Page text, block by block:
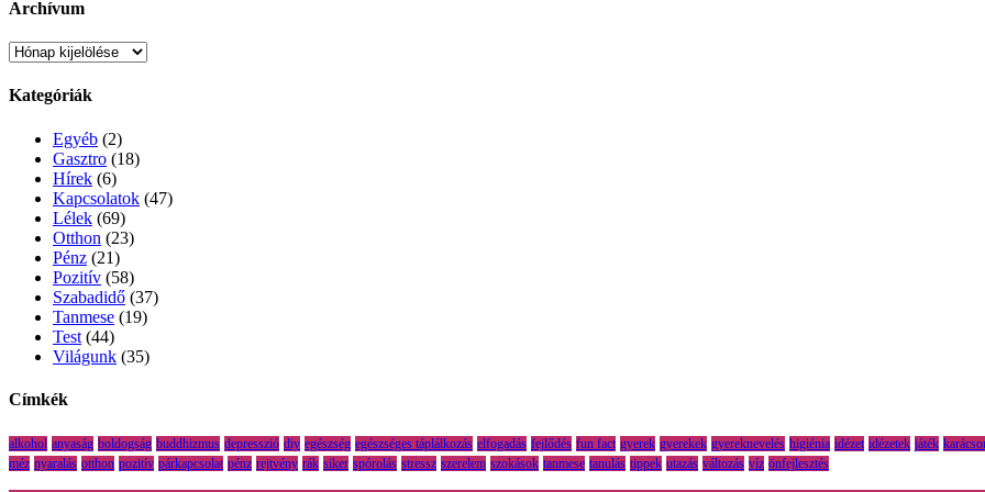
Archívum
Archívum
Kategóriák
Egyéb (2)
Gasztro (18)
Hírek (6)
Kapcsolatok (47)
Lélek (69)
Otthon (23)
Pénz (21)
Pozitív (58)
Szabadidő (37)
Tanmese (19)
Test (44)
Világunk (35)
Címkék
alkohol anyaság boldogság buddhizmus depresszió diy egészség egészséges táplálkozás elfogadás fejlődés fun fact gyerek gyerekek gyereknevelés higiénia idézet idézetek játék
méz nyaralás otthon pozitív párkapcsolat pénz rejtvény rák siker spórolás stressz szerelem szokások tanmese tanulás tippek utazás változás víz önfejlesztés